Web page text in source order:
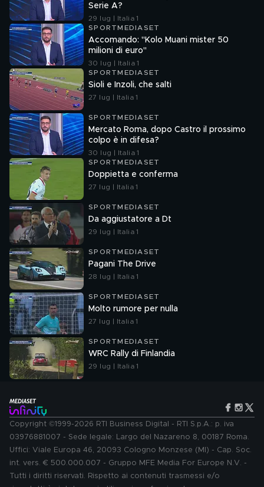
Serie A?
29 lug | Italia 1
SPORTMEDIASET
Accomando: "Kolo Muani mister 50
milioni di euro"
30 lug | Italia 1
SPORTMEDIASET
Sioli e Inzoli, che salti
27 lug | Italia 1
SPORTMEDIASET
Mercato Roma, dopo Castro il prossimo
colpo è in difesa?
30 lug | Italia 1
SPORTMEDIASET
Doppietta e conferma
27 lug | Italia 1
SPORTMEDIASET
Da aggiustatore a Dt
29 lug | Italia 1
SPORTMEDIASET
Pagani The Drive
28 lug | Italia 1
SPORTMEDIASET
Molto rumore per nulla
27 lug | Italia 1
SPORTMEDIASET
WRC Rally di Finlandia
29 lug | Italia 1
Copyright ©1999-2026 RTI Business Digital - RTI S.p.A.: p. iva
03976881007 - Sede legale: Largo del Nazareno 8, 00187 Roma.
Uffici: Viale Europa 46, 20093 Cologno Monzese (MI) - Cap. Soc.
int. vers. € 500.000.007 - Gruppo MFE Media For Europe N.V. -
Tutti i diritti riservati. Rispetto ai contenuti trasmessi e/o